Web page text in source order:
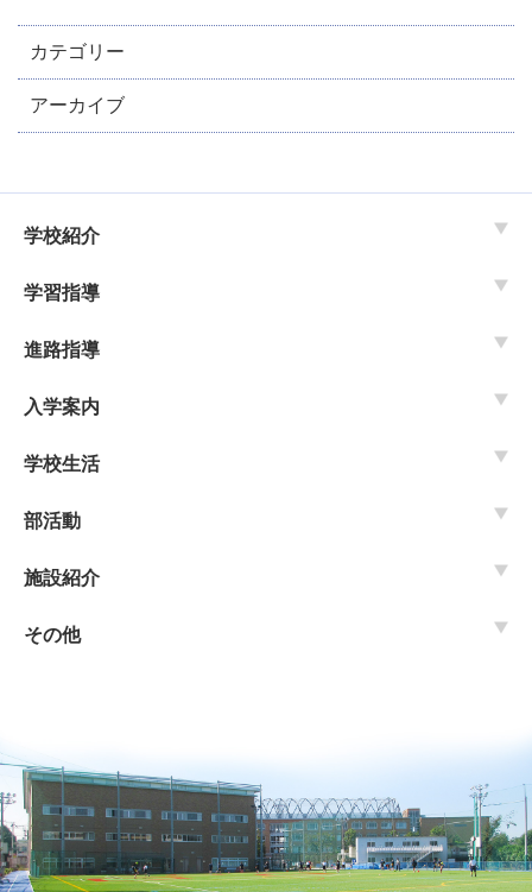
カテゴリー
アーカイブ
学校紹介
学習指導
進路指導
入学案内
学校生活
部活動
施設紹介
その他